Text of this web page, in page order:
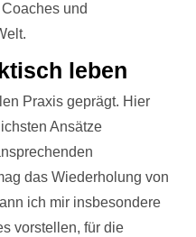
und
leben
Praxis geprägt. Hier
Ansätze
das Wiederholung von
ich mir insbesondere
vorstellen, für die